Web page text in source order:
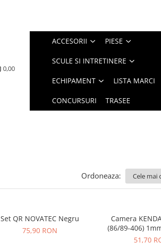
0,00
ACCESORII PIESE
SCULE SI INTRETINERE
ECHIPAMENT LISTA MARCI
CONCURSURI TRASEE
Ordoneaza:
Set QR NOVATEC Negru
75,90 RON
Camera
(86/89-406)
51,70